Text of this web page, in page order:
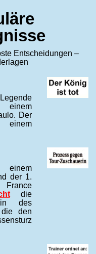
Entscheidungen –
Der
einem
der 1.
die
des
die den